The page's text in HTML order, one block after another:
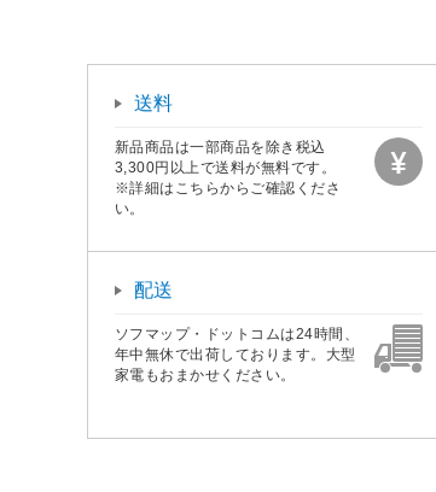
送料
新品商品は一部商品を除き税込
3,300円以上で送料が無料です。
※詳細はこちらからご確認くださ
い。
配送
ソフマップ・ドットコムは24時間、
年中無休で出荷しております。大型
家電もおまかせください。